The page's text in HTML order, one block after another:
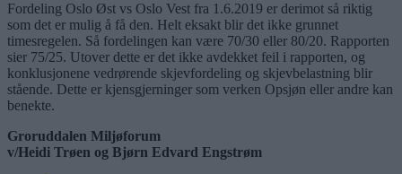
Fordeling Oslo Øst vs Oslo Vest fra 1.6.2019 er derimot så riktig
som det er mulig å få den. Helt eksakt blir det ikke grunnet
timesregelen. Så fordelingen kan være 70/30 eller 80/20. Rapporten
sier 75/25. Utover dette er det ikke avdekket feil i rapporten, og
konklusjonene vedrørende skjevfordeling og skjevbelastning blir
stående. Dette er kjensgjerninger som verken Opsjøn eller andre kan
benekte.
Groruddalen Miljøforum
v/Heidi Trøen og Bjørn Edvard Engstrøm